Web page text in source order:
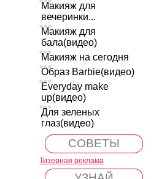
Макияж для
вечеринки...
Макияж для
бала(видео)
Макияж на сегодня
Образ Barbie(видео)
Everyday make
up(видео)
Для зеленых
глаз(видео)
СОВЕТЫ
Тизерная реклама